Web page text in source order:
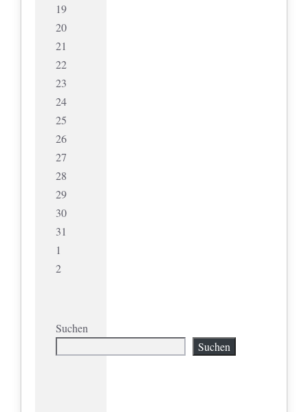
19
20
21
22
23
24
25
26
27
28
29
30
31
1
2
Suchen
Suchen